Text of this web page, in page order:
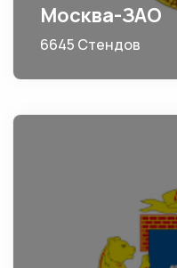
Москва-ЗАО
6645 Стендов